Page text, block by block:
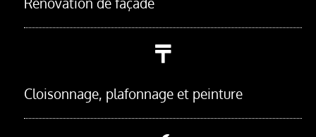
Cloisonnage, plafonnage et peinture